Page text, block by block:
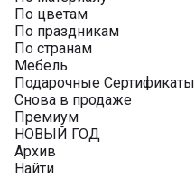
По цветам
По праздникам
По странам
Мебель
Подарочные Сертификаты
Снова в продаже
Премиум
НОВЫЙ ГОД
Архив
Найти